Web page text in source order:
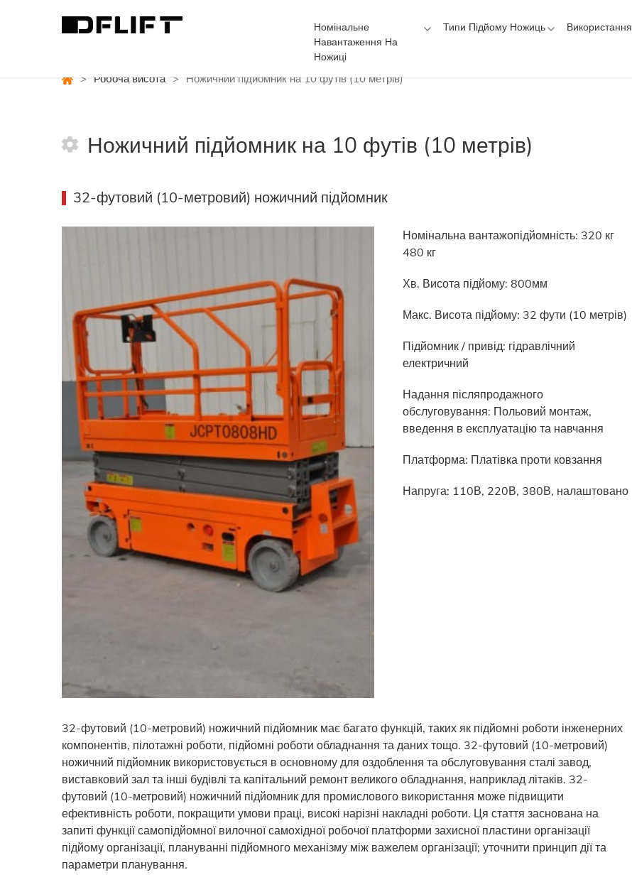
Номінальне
Навантаження На
Ножиці
Типи Підйому Ножиць Використання
> Робоча висота > Ножичний підйомник на 10 футів (10 метрів)
Ножичний підйомник на 10 футів (10 метрів)
32-футовий (10-метровий) ножичний підйомник
Номінальна вантажопідйомність: 320 кг
480 кг
Хв. Висота підйому: 800мм
Макс. Висота підйому: 32 фути (10 метрів)
Підйомник / привід: гідравлічний
електричний
Надання післяпродажного
обслуговування: Польовий монтаж,
введення в експлуатацію та навчання
Платформа: Платівка проти ковзання
Напруга: 110В, 220В, 380В, налаштовано
32-футовий (10-метровий) ножичний підйомник має багато функцій, таких як підйомні роботи інженерних
компонентів, пілотажні роботи, підйомні роботи обладнання та даних тощо. 32-футовий (10-метровий)
ножичний підйомник використовується в основному для оздоблення та обслуговування сталі завод,
виставковий зал та інші будівлі та капітальний ремонт великого обладнання, наприклад літаків. 32-
футовий (10-метровий) ножичний підйомник для промислового використання може підвищити
ефективність роботи, покращити умови праці, високі нарізні накладні роботи. Ця стаття заснована на
запиті функції самопідйомної вилочної самохідної робочої платформи захисної пластини організації
підйому організації, плануванні підйомного механізму між важелем організації; уточнити принцип дії та
параметри планування.